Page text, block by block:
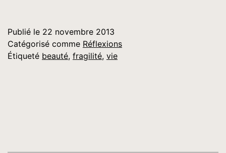
Publié le 22 novembre 2013
Catégorisé comme Réflexions
Étiqueté beauté, fragilité, vie